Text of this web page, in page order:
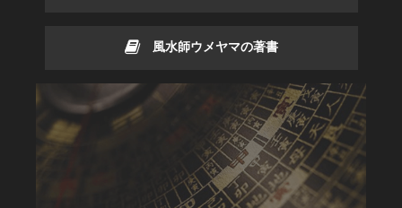
風水師ウメヤマの著書